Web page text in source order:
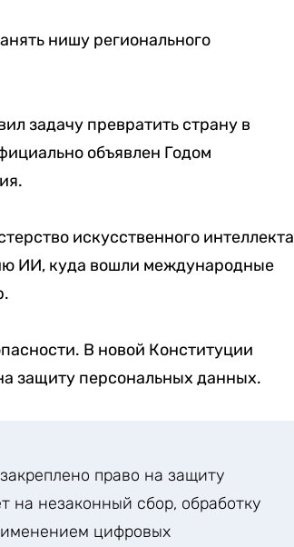
нишу регионального
задачу превратить страну в
объявлен Годом
искусственного интеллекта
ИИ, куда вошли международные
В новой Конституции
защиту персональных данных.
право на защиту
на незаконный сбор, обработку
цифровых